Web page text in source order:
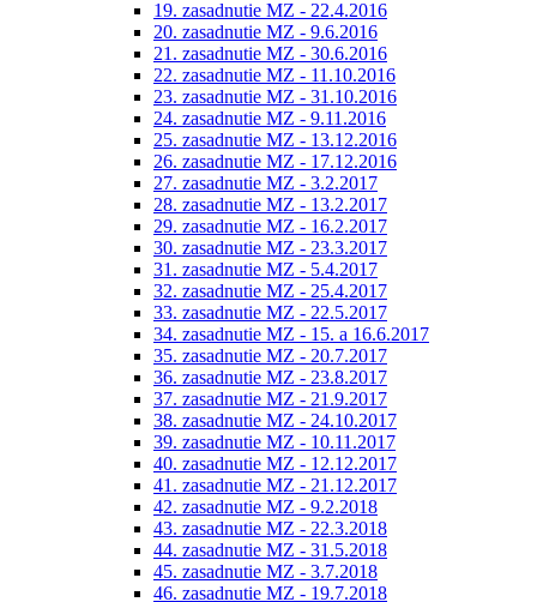
19. zasadnutie MZ - 22.4.2016
20. zasadnutie MZ - 9.6.2016
21. zasadnutie MZ - 30.6.2016
22. zasadnutie MZ - 11.10.2016
23. zasadnutie MZ - 31.10.2016
24. zasadnutie MZ - 9.11.2016
25. zasadnutie MZ - 13.12.2016
26. zasadnutie MZ - 17.12.2016
27. zasadnutie MZ - 3.2.2017
28. zasadnutie MZ - 13.2.2017
29. zasadnutie MZ - 16.2.2017
30. zasadnutie MZ - 23.3.2017
31. zasadnutie MZ - 5.4.2017
32. zasadnutie MZ - 25.4.2017
33. zasadnutie MZ - 22.5.2017
34. zasadnutie MZ - 15. a 16.6.2017
35. zasadnutie MZ - 20.7.2017
36. zasadnutie MZ - 23.8.2017
37. zasadnutie MZ - 21.9.2017
38. zasadnutie MZ - 24.10.2017
39. zasadnutie MZ - 10.11.2017
40. zasadnutie MZ - 12.12.2017
41. zasadnutie MZ - 21.12.2017
42. zasadnutie MZ - 9.2.2018
43. zasadnutie MZ - 22.3.2018
44. zasadnutie MZ - 31.5.2018
45. zasadnutie MZ - 3.7.2018
46. zasadnutie MZ - 19.7.2018